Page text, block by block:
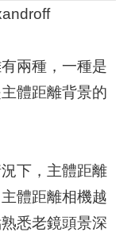
兩種，一種是
體距離背景的
下，主體距離
體距離相機越
悉老鏡頭景深